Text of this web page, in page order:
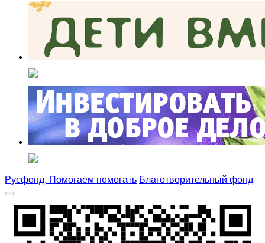
Русфонд. Помогаем помогать Благотворительный фонд